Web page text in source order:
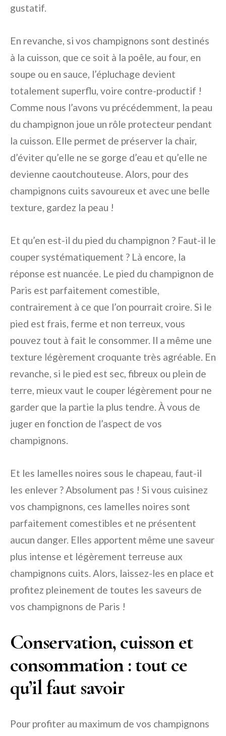
gustatif.
En revanche, si vos champignons sont destinés
à la cuisson, que ce soit à la poêle, au four, en
soupe ou en sauce, l’épluchage devient
totalement superflu, voire contre-productif !
Comme nous l’avons vu précédemment, la peau
du champignon joue un rôle protecteur pendant
la cuisson. Elle permet de préserver la chair,
d’éviter qu’elle ne se gorge d’eau et qu’elle ne
devienne caoutchouteuse. Alors, pour des
champignons cuits savoureux et avec une belle
texture, gardez la peau !
Et qu’en est-il du pied du champignon ? Faut-il le
couper systématiquement ? Là encore, la
réponse est nuancée. Le pied du champignon de
Paris est parfaitement comestible,
contrairement à ce que l’on pourrait croire. Si le
pied est frais, ferme et non terreux, vous
pouvez tout à fait le consommer. Il a même une
texture légèrement croquante très agréable. En
revanche, si le pied est sec, fibreux ou plein de
terre, mieux vaut le couper légèrement pour ne
garder que la partie la plus tendre. À vous de
juger en fonction de l’aspect de vos
champignons.
Et les lamelles noires sous le chapeau, faut-il
les enlever ? Absolument pas ! Si vous cuisinez
vos champignons, ces lamelles noires sont
parfaitement comestibles et ne présentent
aucun danger. Elles apportent même une saveur
plus intense et légèrement terreuse aux
champignons cuits. Alors, laissez-les en place et
profitez pleinement de toutes les saveurs de
vos champignons de Paris !
Conservation, cuisson et
consommation : tout ce
qu’il faut savoir
Pour profiter au maximum de vos champignons